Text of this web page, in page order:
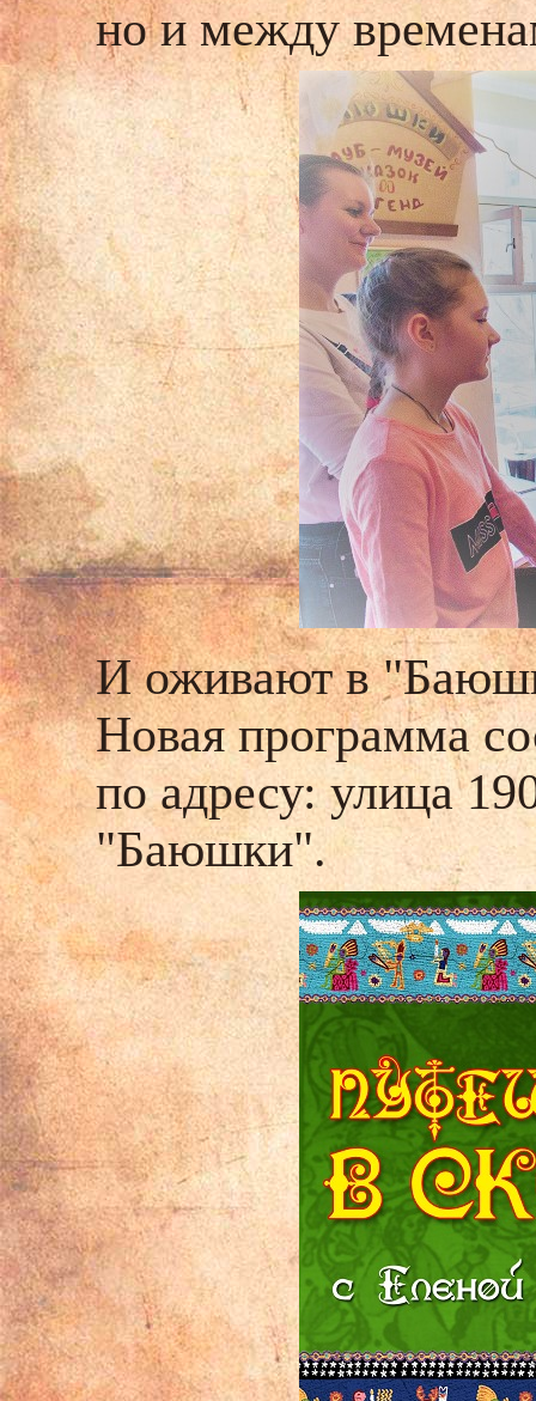
но и между
И оживают в
Новаяпрограмма
по адресу: улица
"Баюшки".